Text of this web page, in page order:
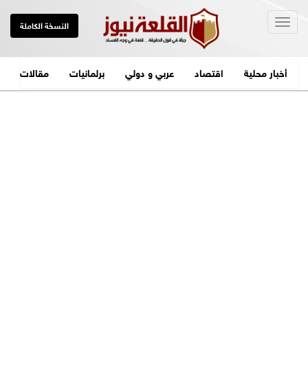
النسخة الكاملة
أخبار محلية اقتصاد عربي و دولي برلمانيات مقالات